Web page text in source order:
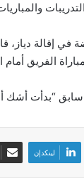
في إقالة
الفريق
“بدأت أشك أن
لينكدإن